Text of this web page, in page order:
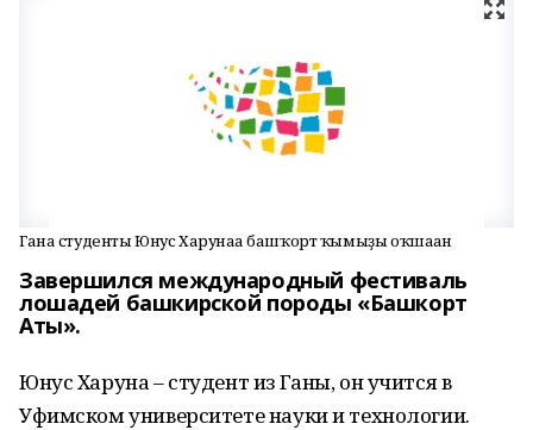
Гана студенты Юнус Харунаға башҡорт ҡымыҙы оҡшаған
Завершился международный фестиваль
лошадей башкирской породы «Башкорт
Аты».
Юнус Харуна – студент из Ганы, он учится в
Уфимском университете науки и технологии.